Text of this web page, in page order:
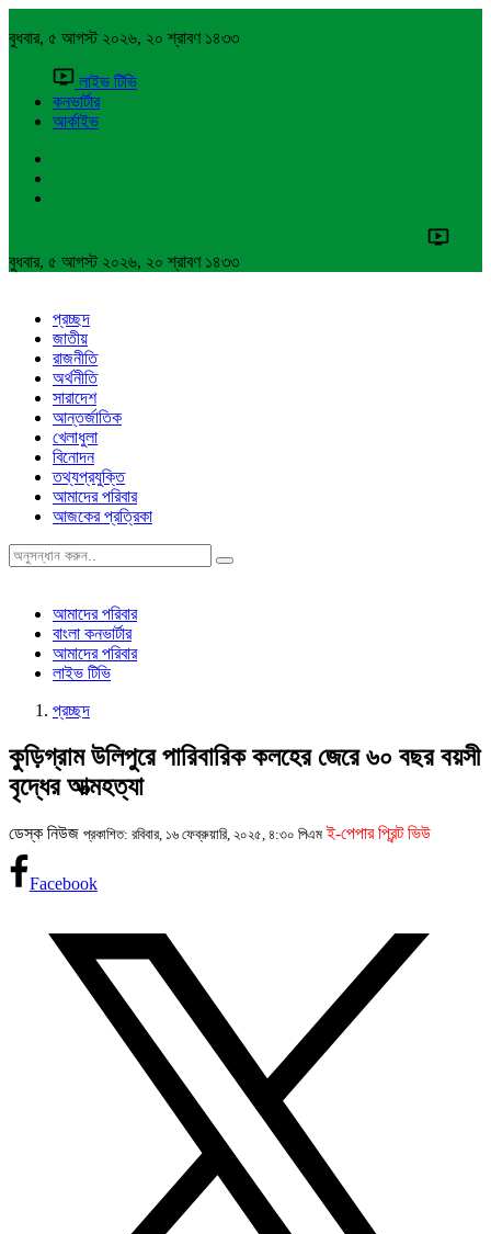
বুধবার, ৫ আগস্ট ২০২৬, ২০ শ্রাবণ ১৪৩৩
লাইভ টিভি
কনভার্টার
আর্কাইভ
বুধবার, ৫ আগস্ট ২০২৬, ২০ শ্রাবণ ১৪৩৩
প্রচ্ছদ
জাতীয়
রাজনীতি
অর্থনীতি
সারাদেশ
আন্তর্জাতিক
খেলাধুলা
বিনোদন
তথ্যপ্রযুক্তি
আমাদের পরিবার
আজকের প্রত্রিকা
আমাদের পরিবার
বাংলা কনভার্টার
আমাদের পরিবার
লাইভ টিভি
প্রচ্ছদ
কুড়িগ্রাম উলিপুরে পারিবারিক কলহের জেরে ৬০ বছর বয়সী
বৃদ্ধের আত্মহত্যা
ডেস্ক নিউজ প্রকাশিত: রবিবার, ১৬ ফেব্রুয়ারি, ২০২৫, ৪:৩০ পিএম ই-পেপার প্রিন্ট ভিউ
Facebook